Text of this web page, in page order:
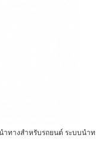
ำทางสำหรับรถยนต์ ระบบนำ